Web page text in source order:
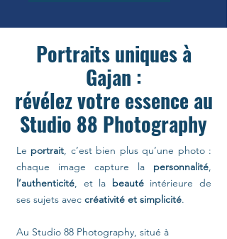
Portraits uniques à
Gajan :
révélez votre essence au
Studio 88 Photography
Le portrait, c’est bien plus qu’une photo :
chaque image capture la personnalité,
l’authenticité, et la beautéintérieure de
ses sujets avec créativité et simplicité.
Au Studio 88 Photography, situé à